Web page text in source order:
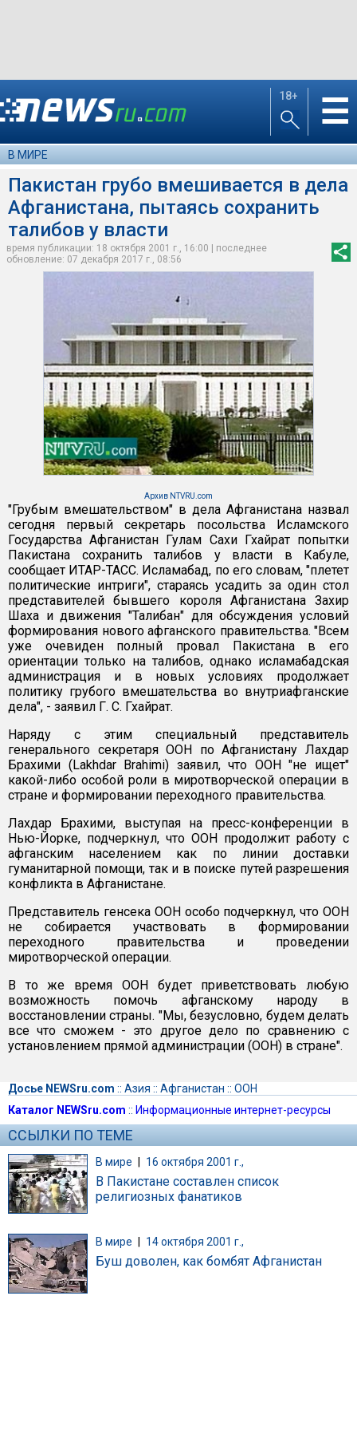
18+ ☰
В МИРЕ
Пакистан грубо вмешивается в дела
Афганистана, пытаясь сохранить
талибов у власти
время публикации: 18 октября 2001 г., 16:00 | последнее
обновление: 07 декабря 2017 г., 08:56
Архив NTVRU.com
"Грубым вмешательством" в дела Афганистана назвал
сегодня первый секретарь посольства Исламского
Государства Афганистан Гулам Сахи Гхайрат попытки
Пакистана сохранить талибов у власти в Кабуле,
сообщает ИТАР-ТАСС. Исламабад, по его словам, "плетет
политические интриги", стараясь усадить за один стол
представителей бывшего короля Афганистана Захир
Шаха и движения "Талибан" для обсуждения условий
формирования нового афганского правительства. "Всем
уже очевиден полный провал Пакистана в его
ориентации только на талибов, однако исламабадская
администрация и в новых условиях продолжает
политику грубого вмешательства во внутриафганские
дела", - заявил Г. С. Гхайрат.
Наряду с этим специальный представитель
генерального секретаря ООН по Афганистану Лахдар
Брахими (Lakhdar Brahimi) заявил, что ООН "не ищет"
какой-либо особой роли в миротворческой операции в
стране и формировании переходного правительства.
Лахдар Брахими, выступая на пресс-конференции в
Нью-Йорке, подчеркнул, что ООН продолжит работу с
афганским населением как по линии доставки
гуманитарной помощи, так и в поиске путей разрешения
конфликта в Афганистане.
Представитель генсека ООН особо подчеркнул, что ООН
не собирается участвовать в формировании
переходного правительства и проведении
миротворческой операции.
В то же время ООН будет приветствовать любую
возможность помочь афганскому народу в
восстановлении страны. "Мы, безусловно, будем делать
все что сможем - это другое дело по сравнению с
установлением прямой администрации (ООН) в стране".
Досье NEWSru.com :: Азия :: Афганистан :: ООН
Каталог NEWSru.com :: Информационные интернет-ресурсы
ССЫЛКИ ПО ТЕМЕ
В мире | 16 октября 2001 г.,
В Пакистане составлен список
религиозных фанатиков
В мире 14 октября 2001 г.,
Буш доволен, как бомбят Афганистан